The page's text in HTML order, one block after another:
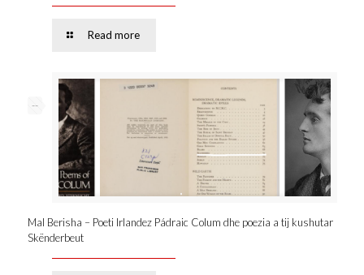
Read more
--
Mal Berisha – Poeti Irlandez Pádraic Colum dhe poezia a tij kushutar
Skënderbeut